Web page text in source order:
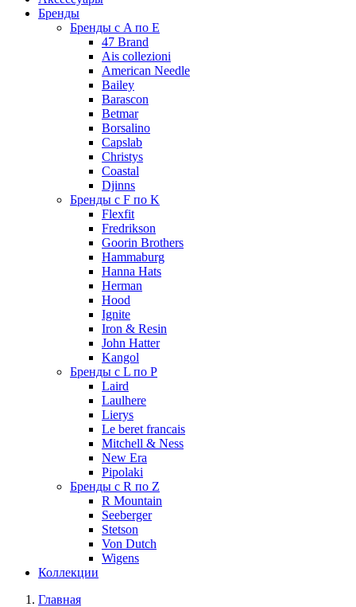
Бренды
Бренды с A по E
47 Brand
Ais collezioni
American Needle
Bailey
Barascon
Betmar
Borsalino
Capslab
Christys
Coastal
Djinns
Бренды с F по K
Flexfit
Fredrikson
Goorin Brothers
Hammaburg
Hanna Hats
Herman
Hood
Ignite
Iron & Resin
John Hatter
Kangol
Бренды с L по P
Laird
Laulhere
Lierys
Le beret francais
Mitchell & Ness
New Era
Pipolaki
Бренды с R по Z
R Mountain
Seeberger
Stetson
Von Dutch
Wigens
Коллекции
Главная